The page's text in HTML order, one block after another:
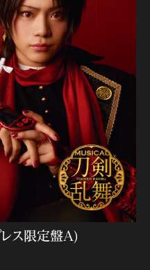
レス限定盤A)